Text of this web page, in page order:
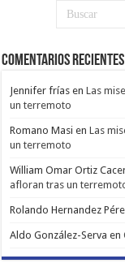
Comentarios Recientes
Jennifer frías enLas
un terremoto
Romano Masi enLas
un terremoto
William Omar Ortiz
afloran tras un
Rolando Hernandez
Aldo González-Serva en